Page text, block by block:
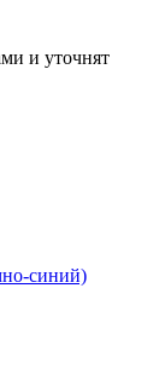
и уточнят
синий)